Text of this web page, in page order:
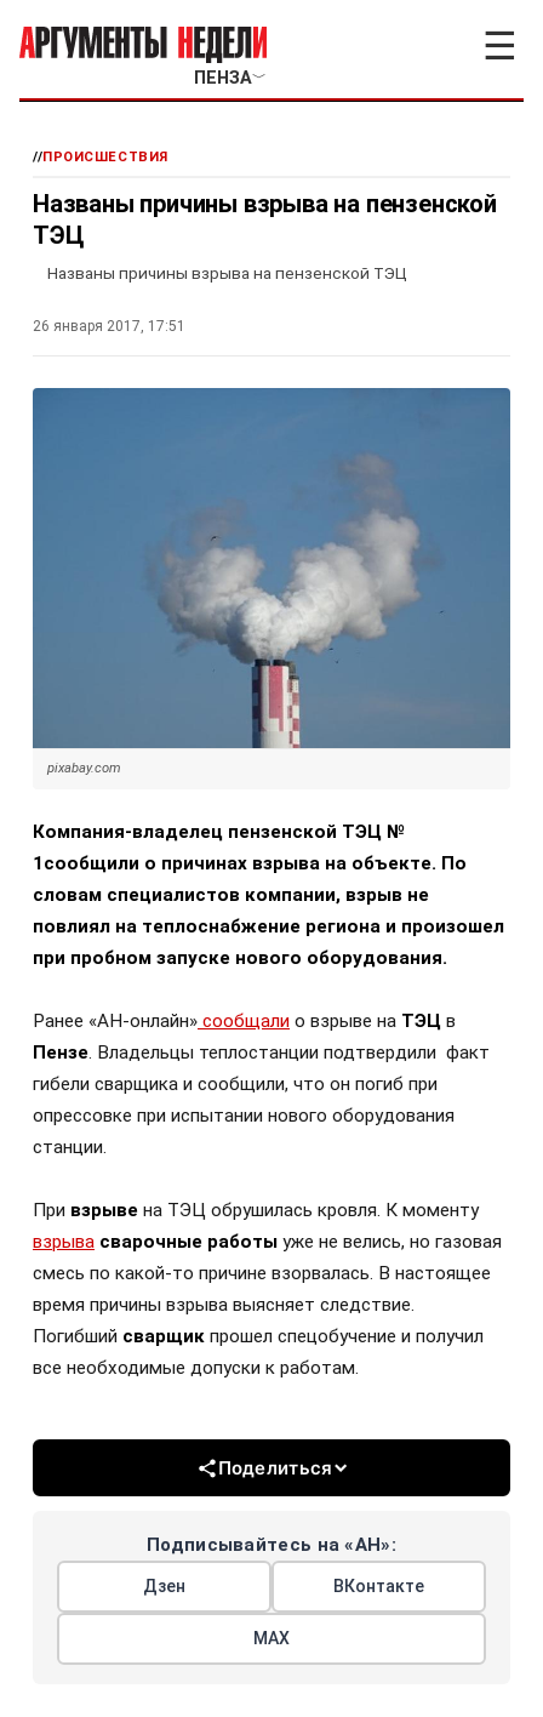
ПЕНЗА﹀
☰
//ПРОИСШЕСТВИЯ
Названы причины взрыва на пензенской
ТЭЦ
Названы причины взрыва на пензенской ТЭЦ
26 января 2017, 17:51
pixabay.com
Компания-владелец пензенской ТЭЦ №
1сообщили о причинах взрыва на объекте. По
словам специалистов компании, взрыв не
повлиял на теплоснабжение региона и произошел
при пробном запуске нового оборудования.
Ранее «АН-онлайн» сообщали о взрыве на ТЭЦ в
Пензе. Владельцы теплостанции подтвердили факт
гибели сварщика и сообщили, что он погиб при
опрессовке при испытании нового оборудования
станции.
При взрыве на ТЭЦ обрушилась кровля. К моменту
взрыва сварочные работы уже не велись, но газовая
смесь по какой-то причине взорвалась. В настоящее
время причины взрыва выясняет следствие.
Погибший сварщик прошел спецобучение и получил
все необходимые допуски к работам.
Поделиться
Подписывайтесь на «АН»:
Дзен ВКонтакте
МАХ